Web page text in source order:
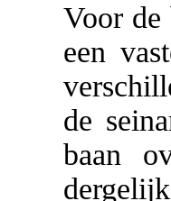
Voor de
een
de
baan